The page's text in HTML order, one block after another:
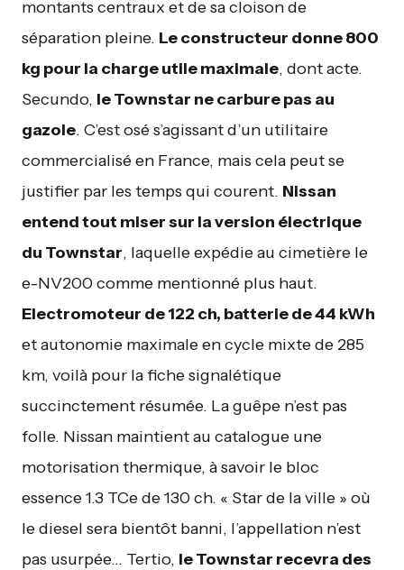
montants centraux et de sa cloison de
séparation pleine. Le constructeur donne 800
kg pour la charge utile maximale, dont acte.
Secundo, le Townstar ne carbure pas au
gazole. C’est osé s’agissant d’un utilitaire
commercialisé en France, mais cela peut se
justifier par les temps qui courent. Nissan
entend tout miser sur la version électrique
du Townstar, laquelle expédie au cimetière le
e-NV200 comme mentionné plus haut.
Electromoteur de 122 ch, batterie de 44 kWh
et autonomie maximale en cycle mixte de 285
km, voilà pour la fiche signalétique
succinctement résumée. La guêpe n’est pas
folle. Nissan maintient au catalogue une
motorisation thermique, à savoir le bloc
essence 1.3 TCe de 130 ch. « Star de la ville » où
le diesel sera bientôt banni, l’appellation n’est
pas usurpée… Tertio, le Townstar recevra des